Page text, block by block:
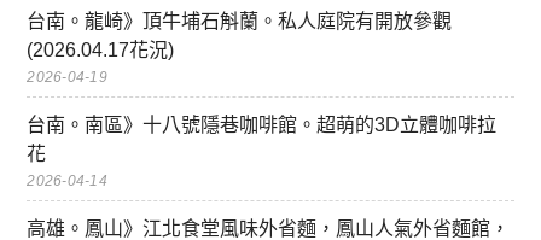
台南。龍崎》頂牛埔石斛蘭。私人庭院有開放參觀
(2026.04.17花況)
2026-04-19
台南。南區》十八號隱巷咖啡館。超萌的3D立體咖啡拉
花
2026-04-14
高雄。鳳山》江北食堂風味外省麵，鳳山人氣外省麵館，